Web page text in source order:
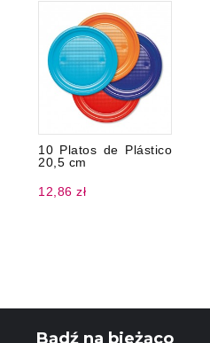
10 Platos de Plástico
20,5 cm
12,86 zł
Bądź na bieżąco